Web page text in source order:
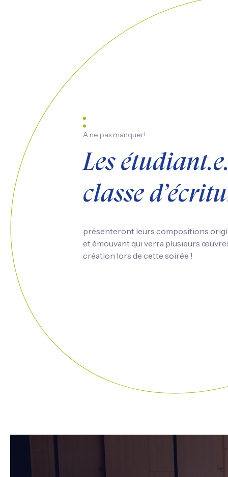
A ne pas manquer!
Les
classe
présenteront leurs compositions
et émouvant qui verra plusieurs
création lors de cette soirée !